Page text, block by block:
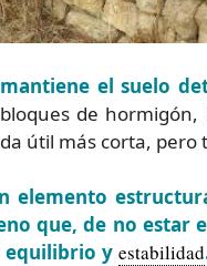
el suelo
de
útil más corta,
elemento
que, de no estar
equilibrio yestabilidad